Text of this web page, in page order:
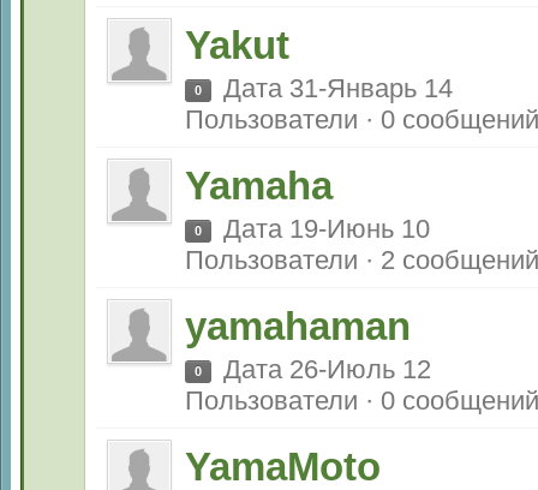
Yakut
0
Дата 31-Январь 14
Пользователи · 0 сообщений
Yamaha
0
Дата 19-Июнь 10
Пользователи · 2 сообщений
yamahaman
0
Дата 26-Июль 12
Пользователи · 0 сообщений
YamaMoto